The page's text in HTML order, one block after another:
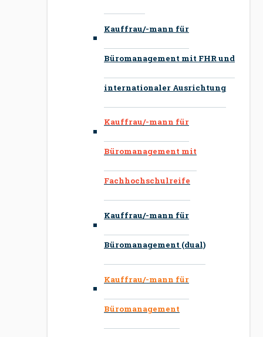
Kauffrau/-mann für
Büromanagement mit FHR und
internationaler Ausrichtung
Kauffrau/-mann für
Büromanagement mit
Fachhochschulreife
Kauffrau/-mann für
Büromanagement (dual)
Kauffrau/-mann für
Büromanagement